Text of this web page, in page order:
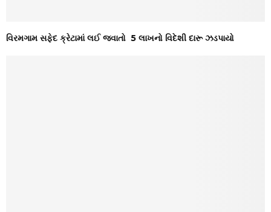
વિરમગામ સફેદ ક્રેટામાં લઈ જવાતો ₹ 5 લાખનો વિદેશી દારૂ ઝડપાયો